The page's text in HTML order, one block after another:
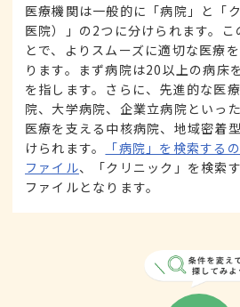
医療機関は一般的に「病院」と「
医院）」の2つに分けられます。
とで、よりスムーズに適切な医療
ります。まず病院は20以上の病床
を指します。さらに、先進的な医
院、大学病院、企業立病院といっ
医療を支える中核病院、地域密着
けられます。
「病院」を検索する
ファイル、「クリニック」を検索
ファイルとなります。